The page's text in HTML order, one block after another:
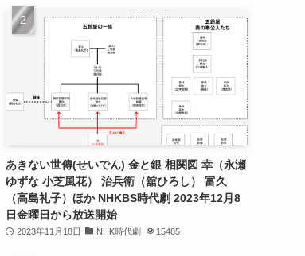
あきない世傳(せいでん) 金と銀 相関図 幸（永瀬
ゆずな 小芝風花） 治兵衛（舘ひろし） 富久
（高島礼子）ほか NHKBS時代劇 2023年12月8
日金曜日から放送開始
2023年11月18日 NHK時代劇 15485